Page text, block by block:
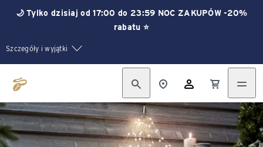
🌙 Tylko dzisiaj od 17:00 do 23:59 NOC ZAKUPÓW -20%
rabatu ⭐
Szczegóły i wyjątki